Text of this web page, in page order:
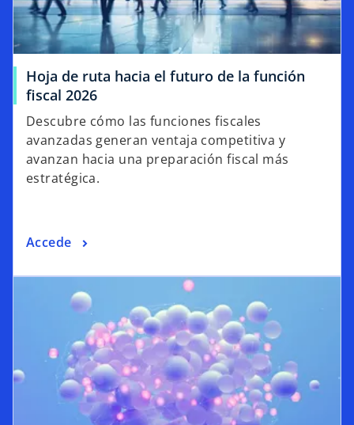
Hoja de ruta hacia el futuro de la función
fiscal 2026
Descubre cómo las funciones fiscales
avanzadas generan ventaja competitiva y
avanzan hacia una preparación fiscal más
estratégica.
Accede